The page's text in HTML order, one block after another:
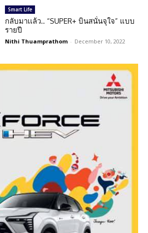
Smart Life
กลับมาเเล้ว.. “SUPER+ บินสนั่นจุใจ” แบบ
รายปี
Nithi Thuamprathom - December 10, 2022